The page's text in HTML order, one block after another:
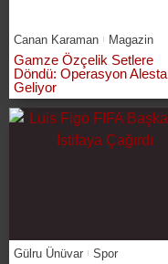
Canan Karaman Magazin
Gamze Özçelik Setlere
Döndü: Operasyon Alesta
Geliyor
Gülru Ünüvar Spor